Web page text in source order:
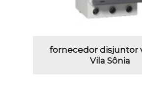
fornecedor disjuntor
Vila Sônia